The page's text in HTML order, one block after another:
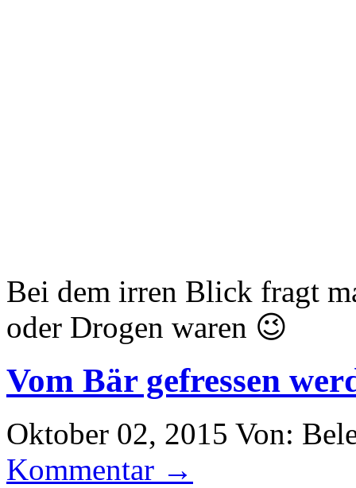
Bei dem irren Blick fragt
oder Drogen waren 😉
Vom Bär gefressen
Oktober 02, 2015 Von:
Kommentar →